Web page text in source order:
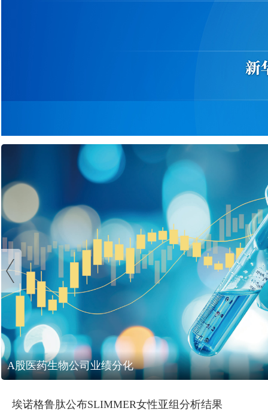
A股医药生物公司业绩分化
埃诺格鲁肽公布SLIMMER女性亚组分析结果